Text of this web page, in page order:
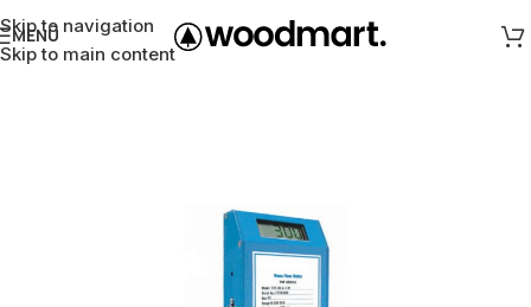
Skip to navigation
Skip to main content
MENÜ